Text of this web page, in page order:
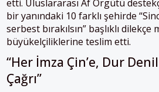
etti. Uluslararası Af Örgütü
bir yanındaki 10 farklı şehirde
serbest bırakılsın” başlıklı
büyükelçiliklerine teslim etti.
“Her İmza Çin’e, Dur
Çağrı”